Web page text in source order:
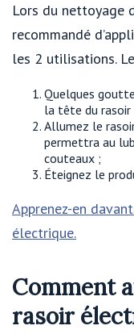
Lors du nettoyage
recommandé
les 2 utilisations.
Quelques
la tête du rasoir
Allumez le
permettra au
couteaux ;
Éteignez le
Apprenez-en
électrique.
Comment
rasoir